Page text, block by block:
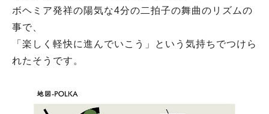
ボヘミア発祥の陽気な4分の二拍子の舞曲のリズムの
事で、
「楽しく軽快に進んでいこう」という気持ちでつけら
れたそうです。